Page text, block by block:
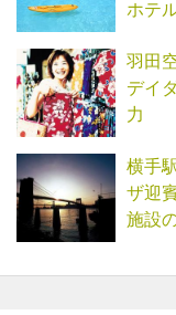
ホテ
羽田
デイ
力
横手
ザ迎
施設